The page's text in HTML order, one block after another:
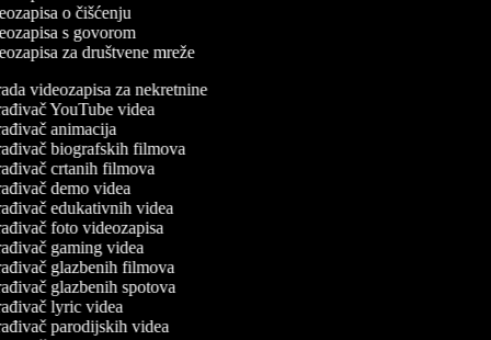
o čišćenju
s govorom
za društvene mreže
videozapisa za nekretnine
YouTube videa
animacija
biografskih filmova
crtanih filmova
demo videa
edukativnih videa
foto videozapisa
gaming videa
glazbenih filmova
glazbenih spotova
lyric videa
parodijskih videa